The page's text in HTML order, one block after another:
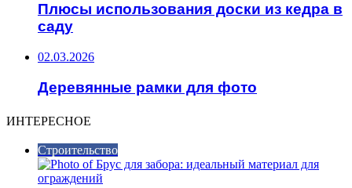
Плюсы использования доски из кедра в
саду
02.03.2026
Деревянные рамки для фото
ИНТЕРЕСНОЕ
Строительство